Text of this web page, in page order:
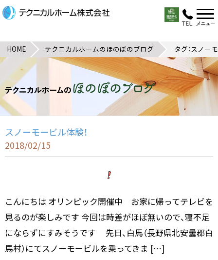
HOME テクニカルホームのほのぼのブログ タグ：スノー
スノーモービル体験！
2018/02/15
こんにちは オリンピック開催中 お家に帰ってテレビを
見るのが楽しみです 今回は時差がほぼ無いので、寝不足
にならずにすみそうです 先日、白馬（長野県北安曇郡白
馬村）にてスノーモービルを乗ってきま […]